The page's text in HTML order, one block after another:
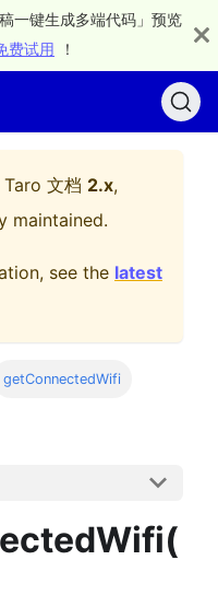
一键生成多端代码」预览
费试用 ！
Taro 文档 2.x,
maintained.
see the latest
getConnectedWifi